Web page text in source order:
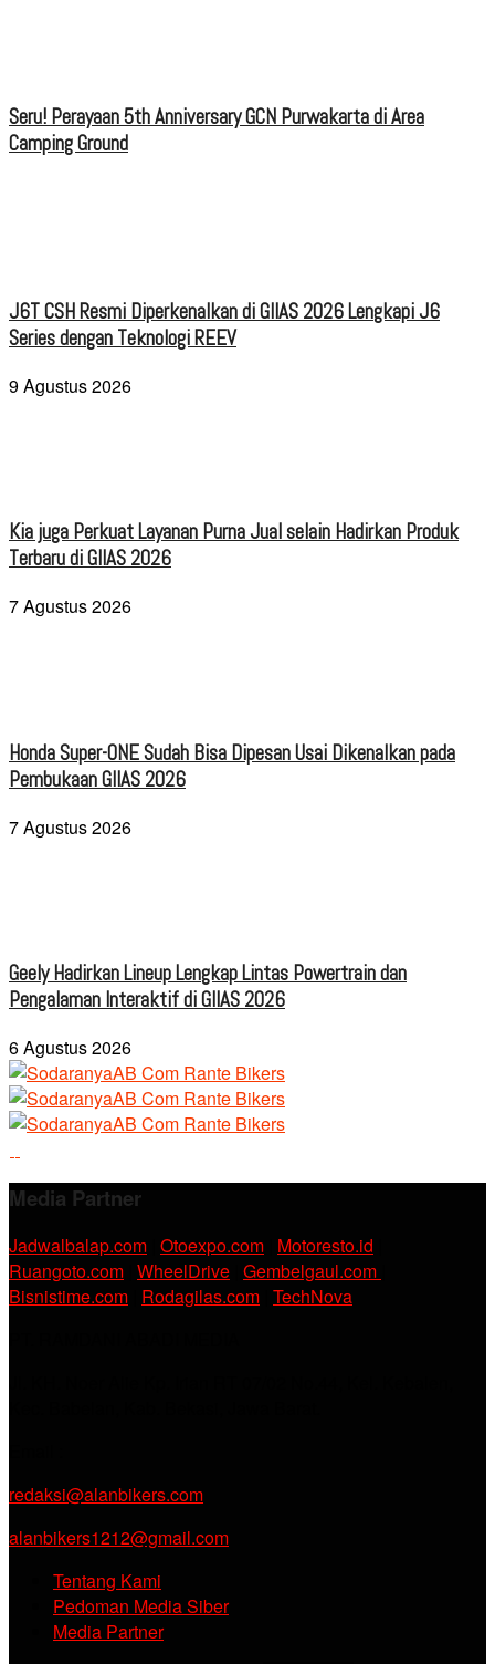
Seru! Perayaan 5th Anniversary GCN Purwakarta di Area
Camping Ground
J6T CSH Resmi Diperkenalkan di GIIAS 2026 Lengkapi J6
Series dengan Teknologi REEV
9 Agustus 2026
Kia juga Perkuat Layanan Purna Jual selain Hadirkan Produk
Terbaru di GIIAS 2026
7 Agustus 2026
Honda Super-ONE Sudah Bisa Dipesan Usai Dikenalkan pada
Pembukaan GIIAS 2026
7 Agustus 2026
Geely Hadirkan Lineup Lengkap Lintas Powertrain dan
Pengalaman Interaktif di GIIAS 2026
6 Agustus 2026
Media Partner
Jadwalbalap.com Otoexpo.com Motoresto.id
Ruangoto.com WheelDrive Gembelgaul.com
Bisnistime.com Rodagilas.com TechNova
redaksi@alanbikers.com
alanbikers1212@gmail.com
Tentang Kami
Pedoman Media Siber
Media Partner